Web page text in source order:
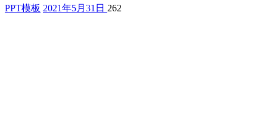
PPT模板 2021年5月31日 262